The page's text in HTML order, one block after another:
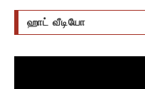
ஹாட் வீடியோ